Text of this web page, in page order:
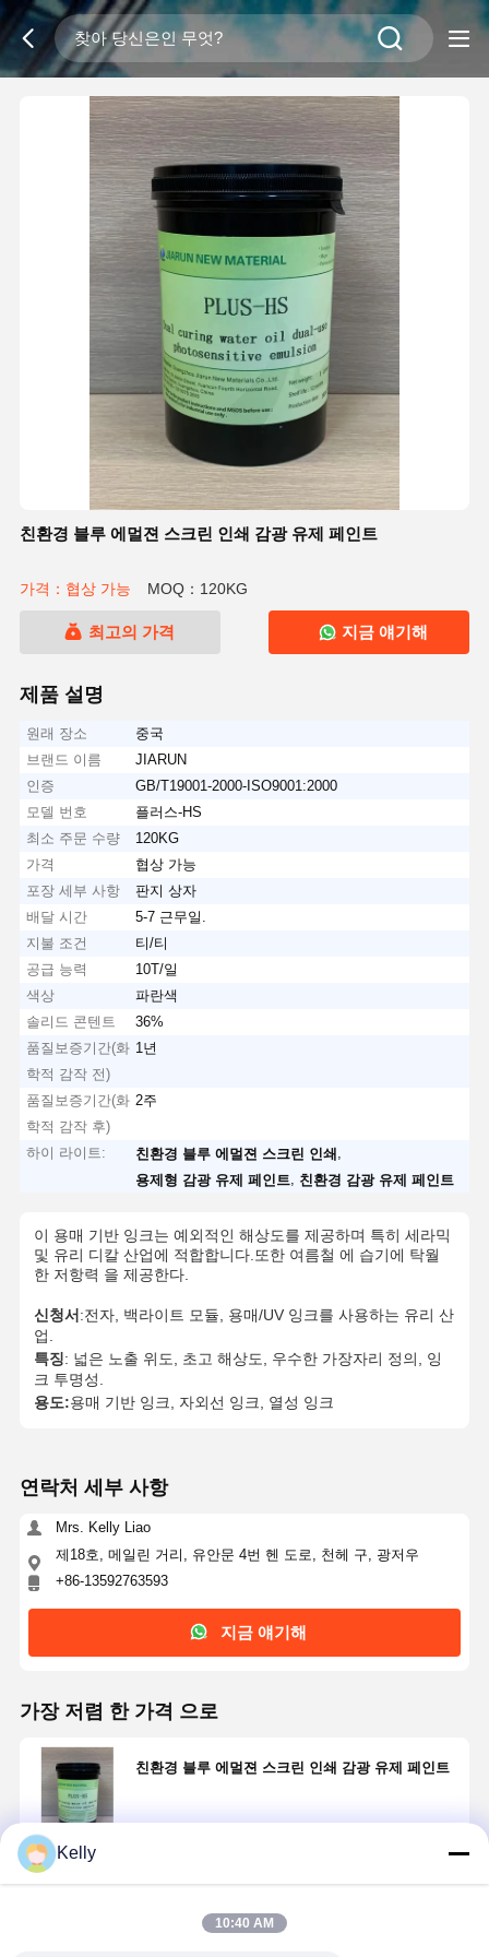
친환경 블루 에멀젼 스크린 인쇄 감광 유제 페인트
가격：협상 가능 MOQ：120KG
최고의 가격 지금 얘기해
제품 설명
원래 장소
중국
브랜드 이름
JIARUN
인증
GB/T19001-2000-ISO9001:2000
모델 번호
플러스-HS
최소 주문 수량
120KG
가격
협상 가능
포장 세부 사항
판지 상자
배달 시간
5-7 근무일.
지불 조건
티/티
공급 능력
10T/일
색상
파란색
솔리드 콘텐트
36%
품질보증기간(화
학적 감작 전)
1년
품질보증기간(화
학적 감작 후)
2주
하이 라이트: 친환경 블루 에멀젼 스크린 인쇄
용제형 감광 유제 페인트
친환경 감광 유제 페인트
이 용매 기반 잉크는 예외적인 해상도를 제공하며 특히 세라믹
및 유리 디칼 산업에 적합합니다.또한 여름철 에 습기에 탁월
한 저항력 을 제공한다.
신청서 :전자, 백라이트 모듈, 용매/UV 잉크를 사용하는 유리 산
업.
특징: 넓은 노출 위도, 초고 해상도, 우수한 가장자리 정의, 잉
크 투명성.
용도:용매 기반 잉크, 자외선 잉크, 열성 잉크
연락처 세부 사항
Mrs. Kelly Liao
제18호, 메일린 거리, 유안문 4번 헨 도로, 천헤 구, 광저우
+86-13592763593
지금 얘기해
가장 저렴 한 가격 으로
친환경 블루 에멀젼 스크린 인쇄 감광 유제 페인트
Kelly
10:40 AM